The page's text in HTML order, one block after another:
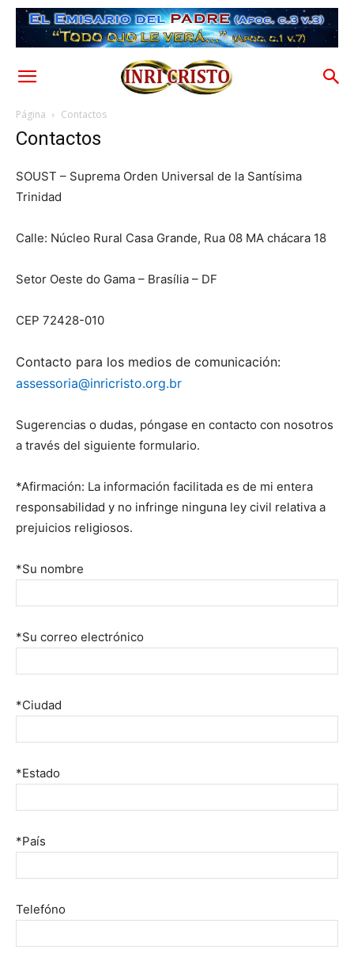
Página Contactos
Contactos
SOUST – Suprema Orden Universal de la Santísima
Trinidad
Calle: Núcleo Rural Casa Grande, Rua 08 MA chácara 18
Setor Oeste do Gama – Brasília – DF
CEP 72428-010
Contacto para los medios de comunicación:
assessoria@inricristo.org.br
Sugerencias o dudas, póngase en contacto con nosotros
a través del siguiente formulario.
*Afirmación: La información facilitada es de mi entera
responsabilidad y no infringe ninguna ley civil relativa a
prejuicios religiosos.
*Su nombre
*Su correo electrónico
*Ciudad
*Estado
*País
Telefóno